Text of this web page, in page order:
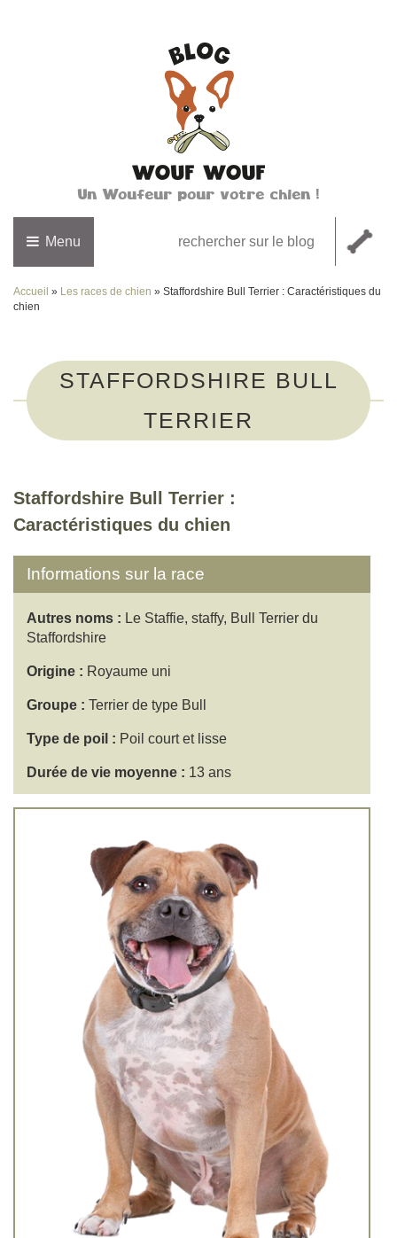
Un Woufeur pour votre chien !
Menu
Accueil » Les races de chien » Staffordshire Bull Terrier : Caractéristiques du
chien
STAFFORDSHIRE BULL
TERRIER
Staffordshire Bull Terrier :
Caractéristiques du chien
Informations sur la race
Autres noms : Le Staffie, staffy, Bull Terrier du
Staffordshire
Origine : Royaume uni
Groupe : Terrier de type Bull
Type de poil : Poil court et lisse
Durée de vie moyenne : 13 ans